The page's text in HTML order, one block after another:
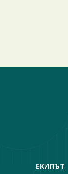
ЕКИПЪТ